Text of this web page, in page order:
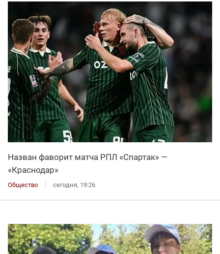
Назван фаворит матча РПЛ «Спартак» —
«Краснодар»
Общество сегодня, 19:26